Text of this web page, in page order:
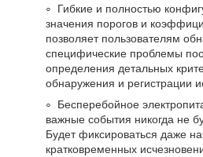
Гибкие и полностью
значения порогов и
позволяет пользователям
специфические проблемы
определения детальных
обнаружения и регистрации
Бесперебойное
важные события никогда не
Будет фиксироваться даже
кратковременных